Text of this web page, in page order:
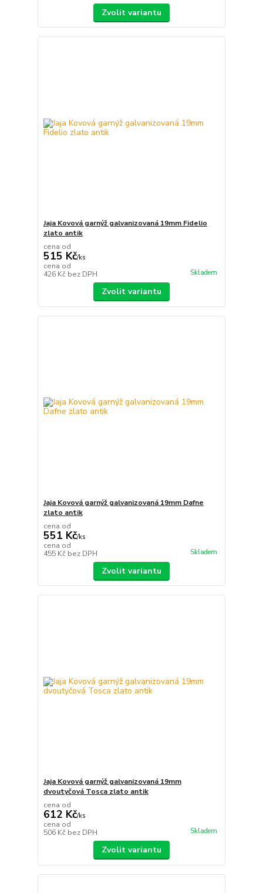
Zvolit variantu
Jaja Kovová garnýž galvanizovaná 19mm Fidelio
zlato antik
cena od
515 Kč/ks
cena od
426 Kč bez DPH Skladem
Zvolit variantu
Jaja Kovová garnýž galvanizovaná 19mm Dafne
zlato antik
cena od
551 Kč/ks
cena od
455 Kč bez DPH Skladem
Zvolit variantu
Jaja Kovová garnýž galvanizovaná 19mm
dvoutyčová Tosca zlato antik
cena od
612 Kč/ks
cena od
506 Kč bez DPH Skladem
Zvolit variantu